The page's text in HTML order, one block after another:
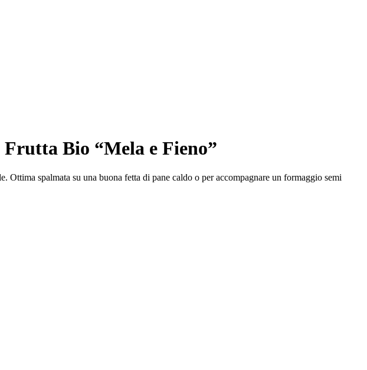
Bio “Mela e Fieno”
spalmata su una buona fetta di pane caldo o per accompagnare un formaggio semi